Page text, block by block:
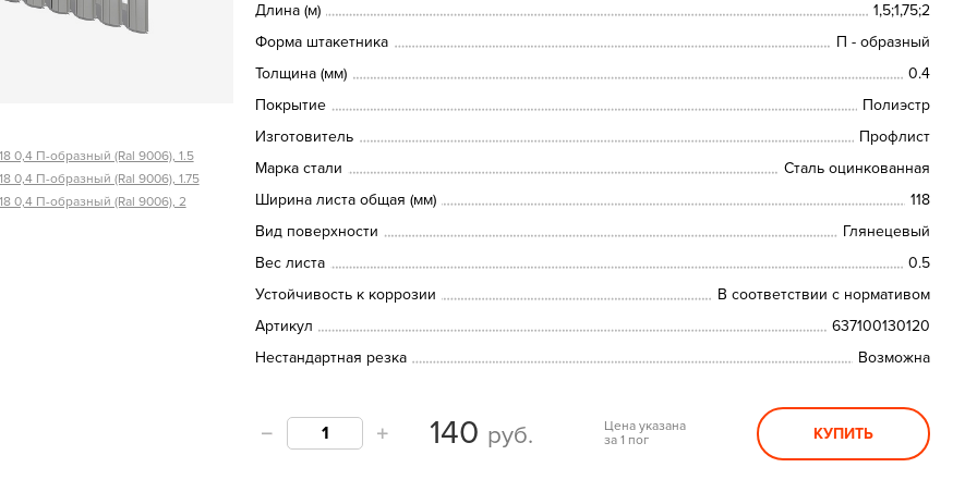
0,4 П-образный (Ral 9006), 1.5
0,4 П-образный (Ral 9006), 1.75
0,4 П-образный (Ral 9006), 2
Длина (м)
1,5;1,75;2
Форма штакетника
П - образный
Толщина (мм)
0.4
Покрытие
Полиэстр
Изготовитель
Профлист
Марка стали
Сталь оцинкованная
Ширина листа общая (мм)
118
Вид поверхности
Глянецевый
Вес листа
0.5
Устойчивость к коррозии
В соответствии с нормативом
Артикул
637100130120
Нестандартная резка
Возможна
140 руб.
Цена указана
за 1 пог
КУПИТЬ